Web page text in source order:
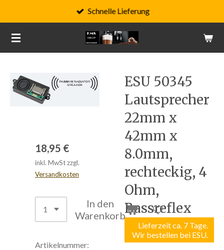
Hauptinhalt
springen
Schnelle Lieferung
ESU 50345
Lautsprecher
22mm x
42mm x
8.0mm,
rechteckig, 4
Ohm,
Bassreflex
Lieferzeit ca. 7 Tage.
Wir bestellen bei ESU.
18,95 €
inkl. MwSt zzgl.
Versandkosten
In den
Warenkorb
Artikelnummer: